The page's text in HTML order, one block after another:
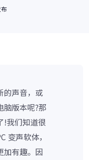
的声音，或
脑版本呢?那
!我们知道很
变声软体，
加有趣。因